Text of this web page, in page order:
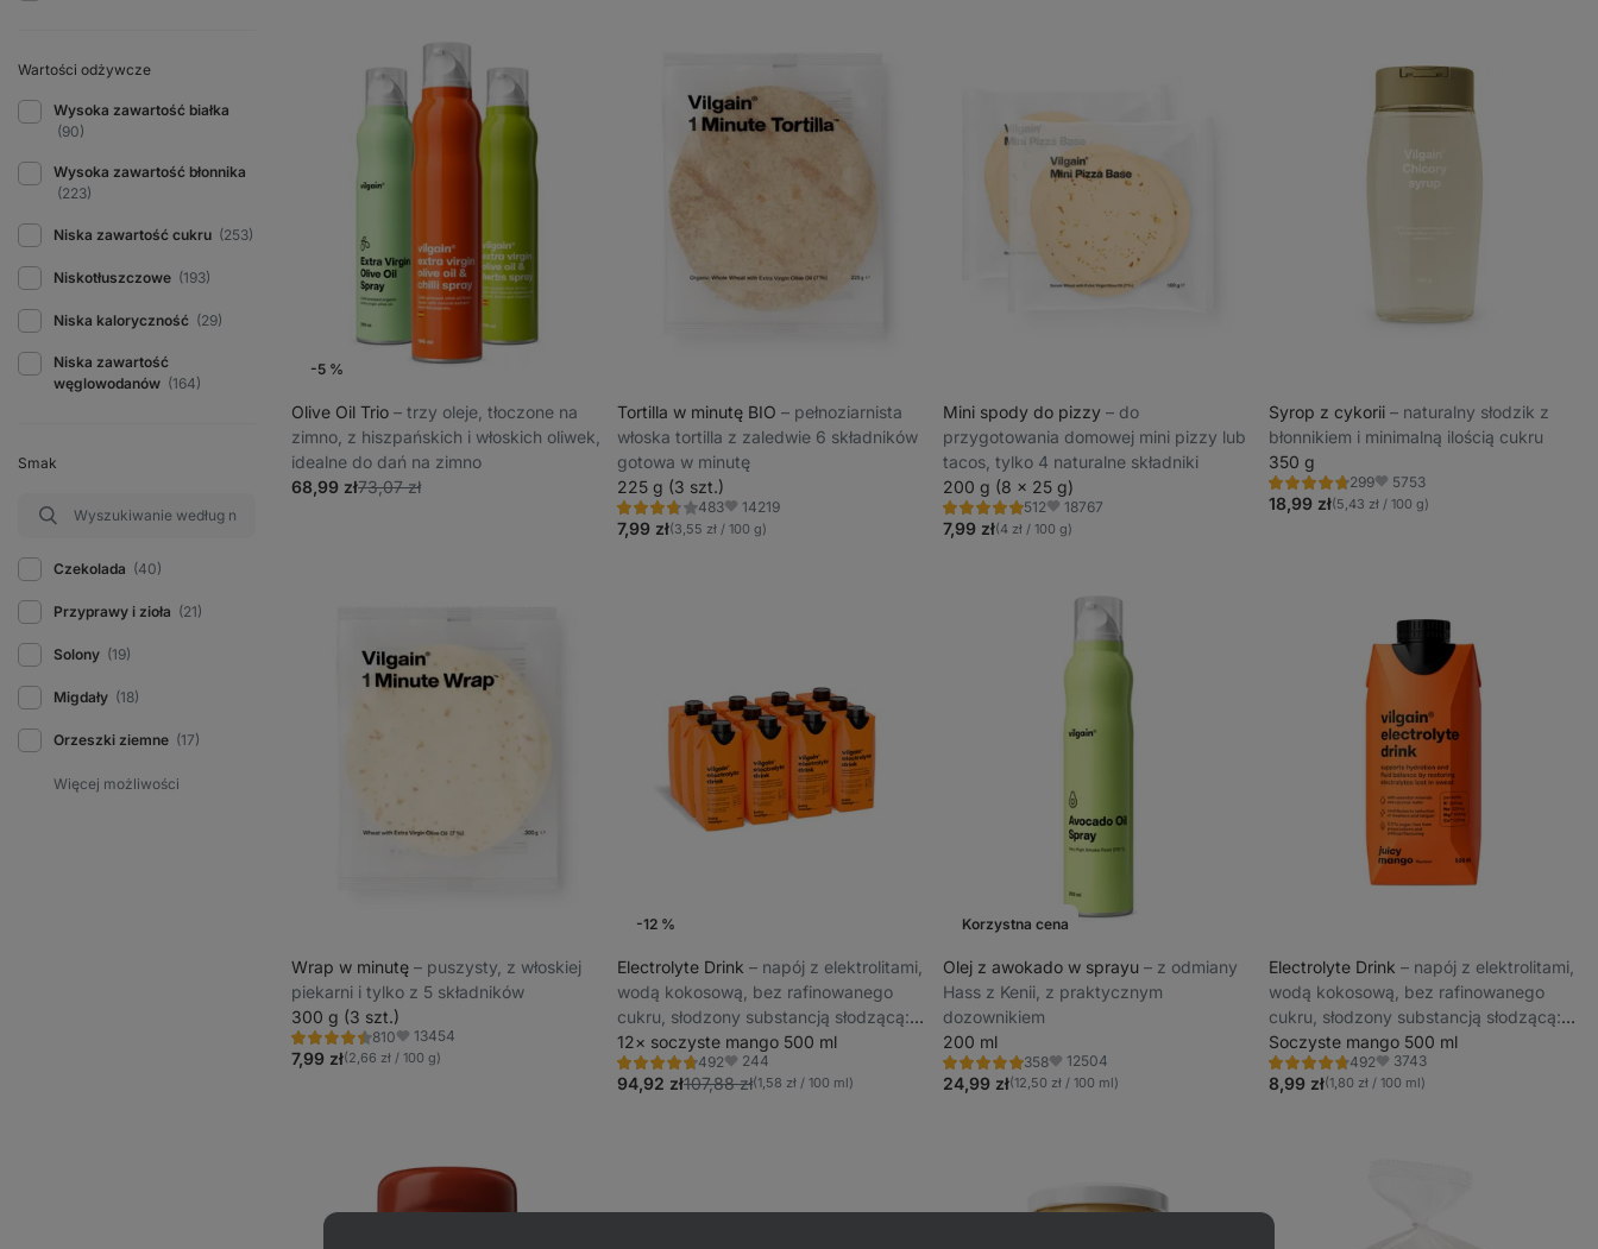
Wartości odżywcze
Wysoka zawartość białka
(90)
Wysoka zawartość błonnika
(223)
Niska zawartość cukru (253)
Niskotłuszczowe (193)
Niska kaloryczność (29)
Niska zawartość
węglowodanów (164)
Smak
Czekolada (40)
Przyprawy i zioła (21)
Solony (19)
Migdały (18)
Orzeszki ziemne (17)
-5 %
Olive Oil Trio ⁠–⁠ trzy oleje, tłoczone na
zimno, z hiszpańskich i włoskich oliwek,
idealne do dań na zimno
68,99 zł73,07 zł
Tortilla w minutę BIO ⁠–⁠ pełnoziarnista
włoska tortilla z zaledwie 6 składników
gotowa w minutę
225 g (3 szt.)
483
Ocena
3.8/5,
483
Ulubione
14219
7,99 zł(3,55 zł / 100 g)
Mini spody do pizzy ⁠–⁠ do
przygotowania domowej mini pizzy lub
tacos, tylko 4 naturalne składniki
200 g (8 x 25 g)
512
Ocena
5.0/5,
512
Ulubione
18767
7,99 zł(4 zł / 100 g)
Syrop z cykorii ⁠–⁠ naturalny słodzik z
błonnikiem i minimalną ilością cukru
350 g
299
Ocena
4.6/5,
299
Ulubione
5753
18,99 zł(5,43 zł / 100 g)
Wrap w minutę ⁠–⁠ puszysty, z włoskiej
piekarni i tylko z 5 składników
300 g (3 szt.)
810
Ocena
4.4/5,
810
Ulubione
13454
7,99 zł(2,66 zł / 100 g)
-12 %
Electrolyte Drink ⁠–⁠ napój z elektrolitami,
wodą kokosową, bez rafinowanego
cukru, słodzony substancją słodzącą:
glikozydy stewiolowe ze stewii
12× soczyste mango 500 ml
492
Ocena
4.6/5,
492
Ulubione
244
94,92 zł107,88 zł(1,58 zł / 100 ml)
Korzystna cena
Olej z awokado w sprayu ⁠–⁠ z odmiany
Hass z Kenii, z praktycznym
dozownikiem
200 ml
358
Ocena
4.9/5,
358
Ulubione
12504
24,99 zł(12,50 zł / 100 ml)
Electrolyte Drink ⁠–⁠ napój z elektrolitami,
wodą kokosową, bez rafinowanego
cukru, słodzony substancją słodzącą:
glikozydy stewiolowe ze stewii
Soczyste mango 500 ml
492
Ocena
4.6/5,
492
Ulubione
3743
8,99 zł(1,80 zł / 100 ml)